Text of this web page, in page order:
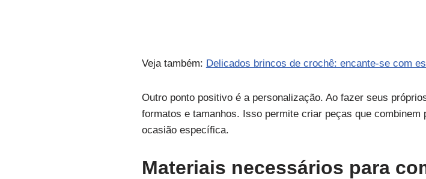
Veja também: Delicados brincos de crochê: encante-se com
Outro ponto positivo é a personalização. Ao fazer seus
formatos e tamanhos. Isso permite criar peças que
ocasião específica.
Materiais necessários para